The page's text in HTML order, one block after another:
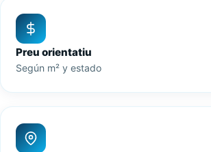
Preu orientatiu
Según m² y estado